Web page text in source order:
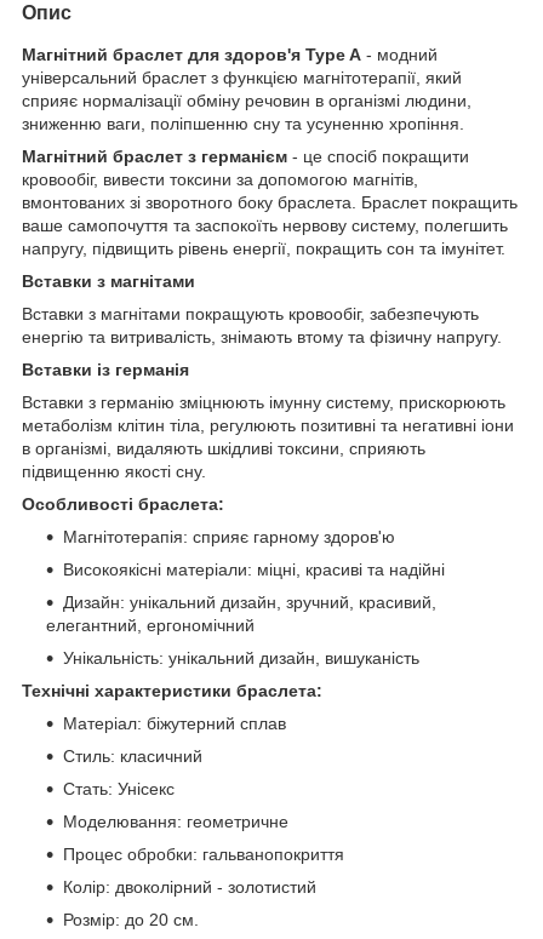
Опис
Магнітний браслет для здоров'я Type A - модний
універсальний браслет з функцією магнітотерапії, який
сприяє нормалізації обміну речовин в організмі людини,
зниженню ваги, поліпшенню сну та усуненню хропіння.
Магнітний браслет з германієм - це спосіб покращити
кровообіг, вивести токсини за допомогою магнітів,
вмонтованих зі зворотного боку браслета. Браслет покращить
ваше самопочуття та заспокоїть нервову систему, полегшить
напругу, підвищить рівень енергії, покращить сон та імунітет.
Вставки з магнітами
Вставки з магнітами покращують кровообіг, забезпечують
енергію та витривалість, знімають втому та фізичну напругу.
Вставки із германія
Вставки з германію зміцнюють імунну систему, прискорюють
метаболізм клітин тіла, регулюють позитивні та негативні іони
в організмі, видаляють шкідливі токсини, сприяють
підвищенню якості сну.
Особливості браслета:
Магнітотерапія: сприяє гарному здоров'ю
Високоякісні матеріали: міцні, красиві та надійні
Дизайн: унікальний дизайн, зручний, красивий,
елегантний, ергономічний
Унікальність: унікальний дизайн, вишуканість
Технічні характеристики браслета:
Матеріал: біжутерний сплав
Стиль: класичний
Стать: Унісекс
Моделювання: геометричне
Процес обробки: гальванопокриття
Колір: двоколірний - золотистий
Розмір: до 20 см.